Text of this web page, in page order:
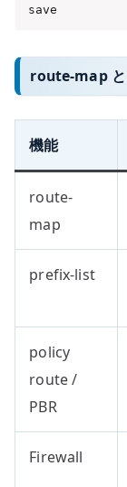
save
route-map と
機能
route-
map
prefix-list
policy
route /
PBR
Firewall